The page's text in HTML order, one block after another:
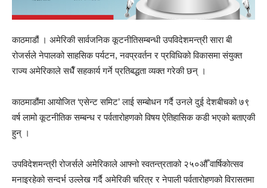
काठमाडौं । अमेरिकी सार्वजनिक कूटनीतिसम्बन्धी उपविदेशमन्त्री सारा बी
रोजर्सले नेपालको साहसिक पर्यटन, नवप्रवर्तन र प्रविधिको विकासमा संयुक्त
राज्य अमेरिकाले सधैँ सहकार्य गर्ने प्रतिबद्धता व्यक्त गरेकी छन् ।
काठमाडौंमा आयोजित ‘एसेन्ट समिट’ लाई सम्बोधन गर्दै उनले दुई देशबीचको ७९
वर्ष लामो कूटनीतिक सम्बन्ध र पर्वतारोहणको विषय ऐतिहासिक कडी भएको बताएकी
हुन् ।
उपविदेशमन्त्री रोजर्सले अमेरिकाले आफ्नो स्वतन्त्रताको २५०औँ वार्षिकोत्सव
मनाइरहेको सन्दर्भ उल्लेख गर्दै अमेरिकी चरित्र र नेपाली पर्वतारोहणको विरासतमा